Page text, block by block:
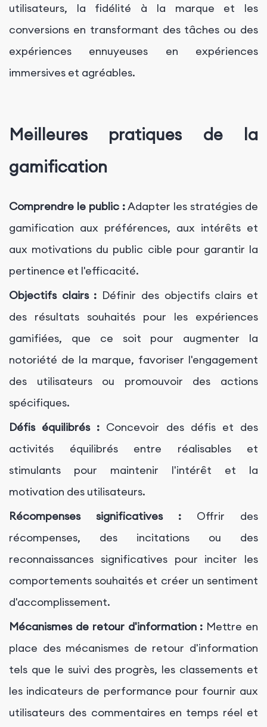
utilisateurs, la fidélité à la marque et les
conversions en transformant des tâches ou des
expériences ennuyeuses en expériences
immersives et agréables.
Meilleures pratiques de la
gamification
Comprendre le public :Adapter les stratégies de
gamification aux préférences, aux intérêts et
aux motivations du public cible pour garantir la
pertinence et l'efficacité.
Objectifs clairs : Définir des objectifs clairs et
des résultats souhaités pour les expériences
gamifiées, que ce soit pour augmenter la
notoriété de la marque, favoriser l'engagement
des utilisateurs ou promouvoir des actions
spécifiques.
Défis équilibrés : Concevoir des défis et des
activités équilibrés entre réalisables et
stimulants pour maintenir l'intérêt et la
motivation des utilisateurs.
Récompenses significatives : Offrir des
récompenses, des incitations ou des
reconnaissances significatives pour inciter les
comportements souhaités et créer un sentiment
d'accomplissement.
Mécanismes de retour d'information : Mettre en
place des mécanismes de retour d'information
tels que le suivi des progrès, les classements et
les indicateurs de performance pour fournir aux
utilisateurs des commentaires en temps réel et